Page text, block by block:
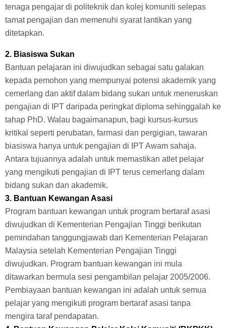
tenaga pengajar di politeknik dan kolej komuniti selepas
tamat pengajian dan memenuhi syarat lantikan yang
ditetapkan.
2. Biasiswa Sukan
Bantuan pelajaran ini diwujudkan sebagai satu galakan
kepada pemohon yang mempunyai potensi akademik yang
cemerlang dan aktif dalam bidang sukan untuk meneruskan
pengajian di IPT daripada peringkat diploma sehinggalah ke
tahap PhD. Walau bagaimanapun, bagi kursus-kursus
kritikal seperti perubatan, farmasi dan pergigian, tawaran
biasiswa hanya untuk pengajian di IPT Awam sahaja.
Antara tujuannya adalah untuk memastikan atlet pelajar
yang mengikuti pengajian di IPT terus cemerlang dalam
bidang sukan dan akademik.
3. Bantuan Kewangan Asasi
Program bantuan kewangan untuk program bertaraf asasi
diwujudkan di Kementerian Pengajian Tinggi berikutan
pemindahan tanggungjawab dari Kementerian Pelajaran
Malaysia setelah Kementerian Pengajian Tinggi
diwujudkan. Program bantuan kewangan ini mula
ditawarkan bermula sesi pengambilan pelajar 2005/2006.
Pembiayaan bantuan kewangan ini adalah untuk semua
pelajar yang mengikuti program bertaraf asasi tanpa
mengira taraf pendapatan.